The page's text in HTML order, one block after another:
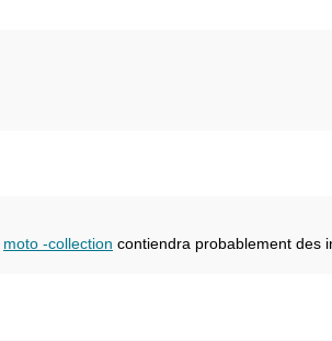
moto -collection contiendra probablement des